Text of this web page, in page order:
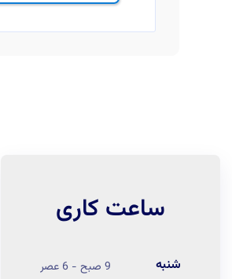
ساعت کاری
شنبه 9 صبح - 6 عصر